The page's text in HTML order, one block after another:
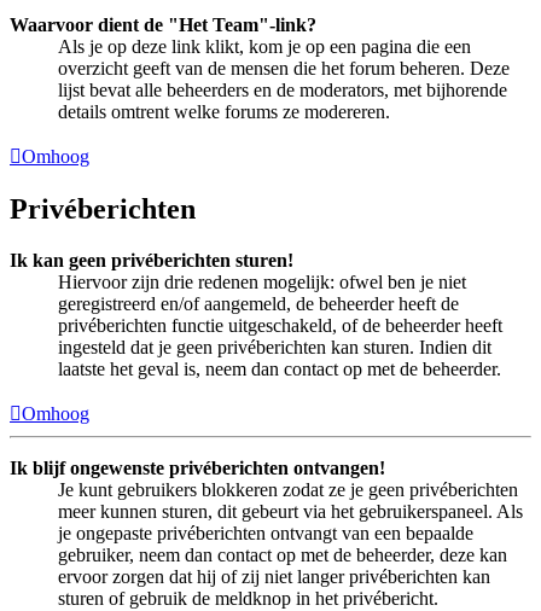
Waarvoor dient de "Het Team"-link?
Als je op deze link klikt, kom je op een pagina die een
overzicht geeft van de mensen die het forum beheren. Deze
lijst bevat alle beheerders en de moderators, met bijhorende
details omtrent welke forums ze modereren.
Omhoog
Privéberichten
Ik kan geen privéberichten sturen!
Hiervoor zijn drie redenen mogelijk: ofwel ben je niet
geregistreerd en/of aangemeld, de beheerder heeft de
privéberichten functie uitgeschakeld, of de beheerder heeft
ingesteld dat je geen privéberichten kan sturen. Indien dit
laatste het geval is, neem dan contact op met de beheerder.
Omhoog
Ik blijf ongewenste privéberichten ontvangen!
Je kunt gebruikers blokkeren zodat ze je geen privéberichten
meer kunnen sturen, dit gebeurt via het gebruikerspaneel. Als
je ongepaste privéberichten ontvangt van een bepaalde
gebruiker, neem dan contact op met de beheerder, deze kan
ervoor zorgen dat hij of zij niet langer privéberichten kan
sturen of gebruik de meldknop in het privébericht.